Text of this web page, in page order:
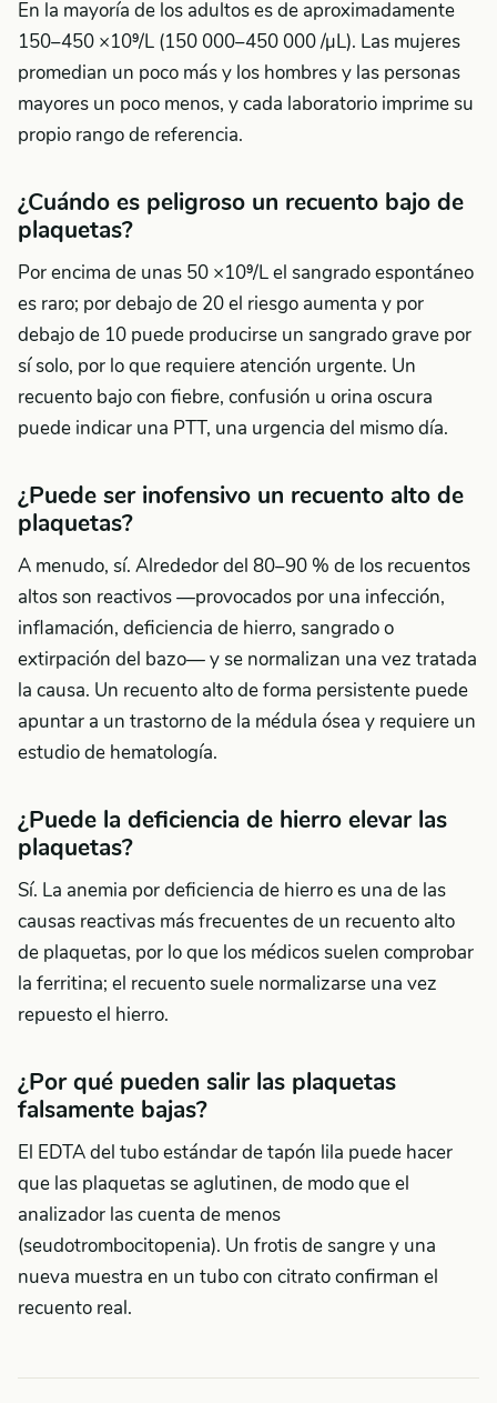
En la mayoría de los adultos es de aproximadamente
150–450 ×10⁹/L (150 000–450 000 /µL). Las mujeres
promedian un poco más y los hombres y las personas
mayores un poco menos, y cada laboratorio imprime su
propio rango de referencia.
¿Cuándo es peligroso un recuento bajo de
plaquetas?
Por encima de unas 50 ×10⁹/L el sangrado espontáneo
es raro; por debajo de 20 el riesgo aumenta y por
debajo de 10 puede producirse un sangrado grave por
sí solo, por lo que requiere atención urgente. Un
recuento bajo con fiebre, confusión u orina oscura
puede indicar una PTT, una urgencia del mismo día.
¿Puede ser inofensivo un recuento alto de
plaquetas?
A menudo, sí. Alrededor del 80–90 % de los recuentos
altos son reactivos —provocados por una infección,
inflamación, deficiencia de hierro, sangrado o
extirpación del bazo— y se normalizan una vez tratada
la causa. Un recuento alto de forma persistente puede
apuntar a un trastorno de la médula ósea y requiere un
estudio de hematología.
¿Puede la deficiencia de hierro elevar las
plaquetas?
Sí. La anemia por deficiencia de hierro es una de las
causas reactivas más frecuentes de un recuento alto
de plaquetas, por lo que los médicos suelen comprobar
la ferritina; el recuento suele normalizarse una vez
repuesto el hierro.
¿Por qué pueden salir las plaquetas
falsamente bajas?
El EDTA del tubo estándar de tapón lila puede hacer
que las plaquetas se aglutinen, de modo que el
analizador las cuenta de menos
(seudotrombocitopenia). Un frotis de sangre y una
nueva muestra en un tubo con citrato confirman el
recuento real.